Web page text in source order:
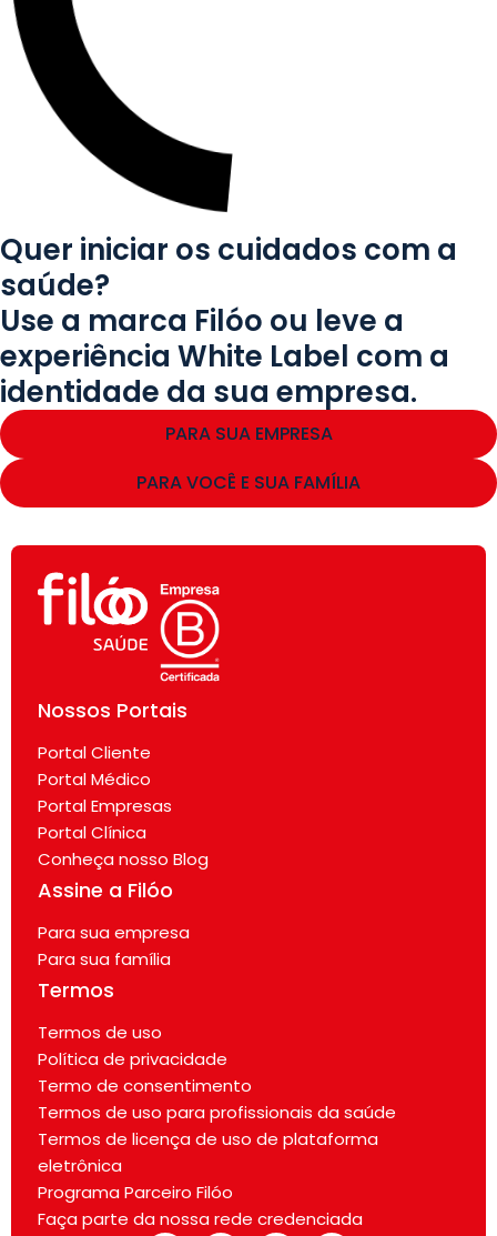
Quer iniciar os cuidados com a
saúde?
Use a marca Filóo ou leve a
experiência White Label com a
identidade da sua empresa.
PARA SUA EMPRESA
PARA VOCÊ E SUA FAMÍLIA
Nossos Portais
Portal Cliente
Portal Médico
Portal Empresas
Portal Clínica
Conheça nosso Blog
Assine a Filóo
Para sua empresa
Para sua família
Termos
Termos de uso
Política de privacidade
Termo de consentimento
Termos de uso para profissionais da saúde
Termos de licença de uso de plataforma
eletrônica
Programa Parceiro Filóo
Faça parte da nossa rede credenciada